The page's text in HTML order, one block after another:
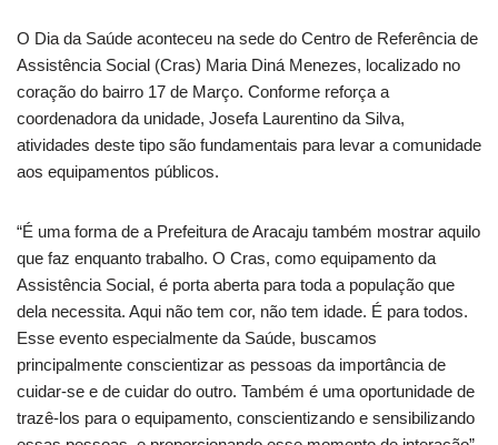
O Dia da Saúde aconteceu na sede do Centro de Referência de
Assistência Social (Cras) Maria Diná Menezes, localizado no
coração do bairro 17 de Março. Conforme reforça a
coordenadora da unidade, Josefa Laurentino da Silva,
atividades deste tipo são fundamentais para levar a comunidade
aos equipamentos públicos.
“É uma forma de a Prefeitura de Aracaju também mostrar aquilo
que faz enquanto trabalho. O Cras, como equipamento da
Assistência Social, é porta aberta para toda a população que
dela necessita. Aqui não tem cor, não tem idade. É para todos.
Esse evento especialmente da Saúde, buscamos
principalmente conscientizar as pessoas da importância de
cuidar-se e de cuidar do outro. Também é uma oportunidade de
trazê-los para o equipamento, conscientizando e sensibilizando